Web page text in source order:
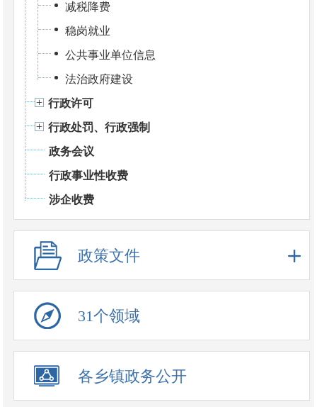
减税降费
稳岗就业
公共事业单位信息
法治政府建设
行政许可
行政处罚、行政强制
政务会议
行政事业性收费
涉企收费
政策文件
31个领域
各乡镇政务公开